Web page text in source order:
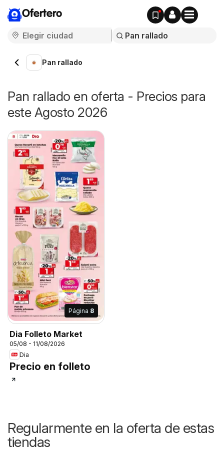
Ofertero
Pan rallado
Pan rallado en oferta - Precios para
este Agosto 2026
Página 8
Dia Folleto Market
05/08 - 11/08/2026
Dia
Precio en folleto
Regularmente en la oferta de estas
tiendas